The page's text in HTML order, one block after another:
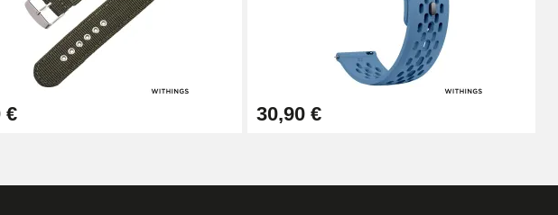
Ajouter au panier
Ajouter au panier
€ 30,90 €